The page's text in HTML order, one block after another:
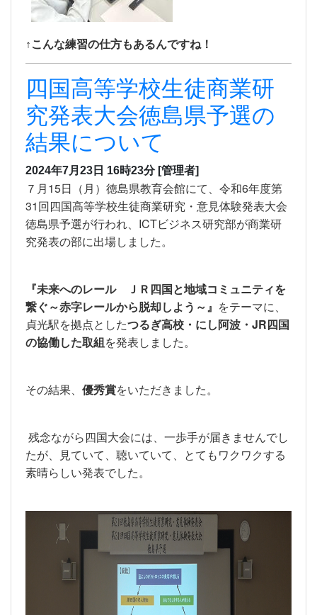
↑こんな練習の仕方もあるんですね！
四国高等学校生徒商業研
究発表大会徳島県予選の
結果について
2024年7月23日 16時23分 [管理者]
７月15日（月）徳島県教育会館にて、令和6年度第
31回四国高等学校生徒商業研究・意見体験発表大会
徳島県予選が行われ、ICTビジネス研究部が商業研
究発表の部に出場しました。
『未来へのレール ＪＲ四国と地域コミュニティを
繋ぐ～赤字レールから脱却しよう～』 をテーマに、
貞光駅を拠点としたつるぎ高校・にし阿波・JR四国
の協働した取組を発表しました。
その結果、 優秀賞をいただきました。
残念ながら四国大会には、一歩手が届きませんでし
たが、見ていて、聴いていて、とてもワクワクする
素晴らしい発表でした。